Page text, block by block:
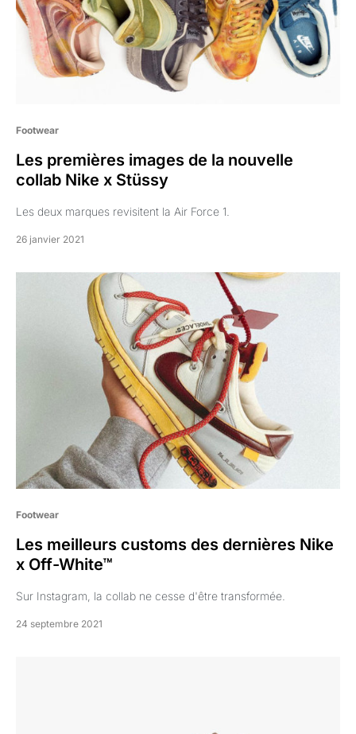
Footwear
Les premières images de la nouvelle
collab Nike x Stüssy
Les deux marques revisitent la Air Force 1.
26 janvier 2021
Footwear
Les meilleurs customs des dernières Nike
x Off-White™
Sur Instagram, la collab ne cesse d'être transformée.
24 septembre 2021